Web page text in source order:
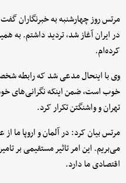
مرتس روز چهارشنبه به خبرنگاران
در ایران آغاز شد، تردید داشتم. به
کرده‌ام.
وی با اینحال مدعی شد که رابطه
خوب است، ضمن اینکه نگرانی‌های خود
تهران و واشنگتن تکرار کرد.
مرتس بیان کرد: در آلمان و اروپا ما
می‌بریم. این امر تاثیر مستقیمی بر
اقتصادی ما دارد.